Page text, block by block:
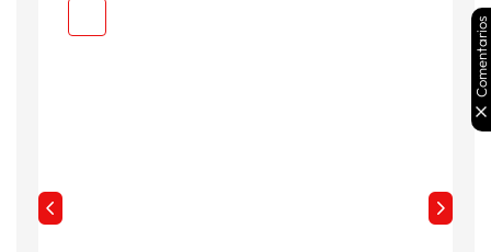
Comentarios